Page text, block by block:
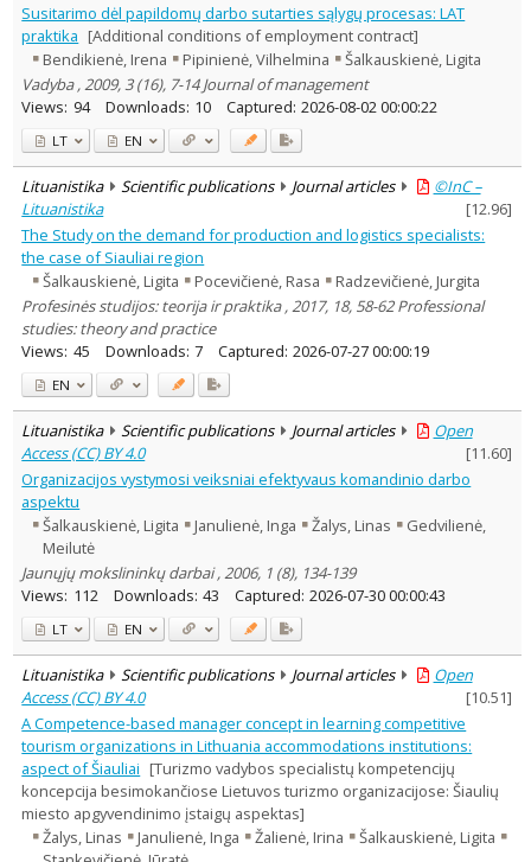
Susitarimo dėl papildomų darbo sutarties sąlygų procesas: LAT
praktika [Additional conditions of employment contract]
Bendikienė, Irena
Pipinienė, Vilhelmina
Šalkauskienė, Ligita
Vadyba , 2009, 3 (16), 7-14 Journal of management
Views: 94 Downloads: 10 Captured: 2026-08-02 00:00:22
LT EN
Lituanistika Scientific publications Journal articles
©InC –
Lituanistika
[12.96]
The Study on the demand for production and logistics specialists:
the case of Siauliai region
Šalkauskienė, Ligita
Pocevičienė, Rasa
Radzevičienė, Jurgita
Profesinės studijos: teorija ir praktika , 2017, 18, 58-62 Professional
studies: theory and practice
Views: 45 Downloads: 7 Captured: 2026-07-27 00:00:19
EN
Lituanistika Scientific publications Journal articles
Open
Access (CC) BY 4.0
[11.60]
Organizacijos vystymosi veiksniai efektyvaus komandinio darbo
aspektu
Šalkauskienė, Ligita
Janulienė, Inga Žalys, Linas
Gedvilienė,
Meilutė
Jaunųjų mokslininkų darbai , 2006, 1 (8), 134-139
Views: 112 Downloads: 43 Captured: 2026-07-30 00:00:43
LT EN
Lituanistika Scientific publications Journal articles
Open
Access (CC) BY 4.0
[10.51]
A Competence-based manager concept in learning competitive
tourism organizations in Lithuania accommodations institutions:
aspect of Šiauliai [Turizmo vadybos specialistų kompetencijų
koncepcija besimokančiose Lietuvos turizmo organizacijose: Šiaulių
miesto apgyvendinimo įstaigų aspektas]
Žalys, Linas
Janulienė, Inga Žalienė, Irina
Šalkauskienė, Ligita